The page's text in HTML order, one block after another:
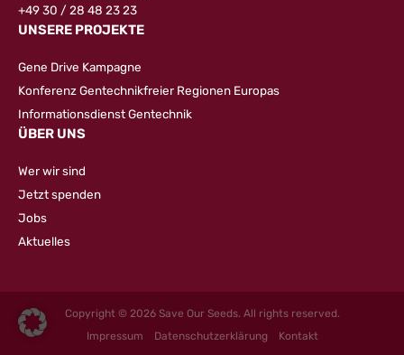
+49 30 / 28 48 23 23
UNSERE PROJEKTE
Gene Drive Kampagne
Konferenz Gentechnikfreier Regionen Europas
Informationsdienst Gentechnik
ÜBER UNS
Wer wir sind
Jetzt spenden
Jobs
Aktuelles
Copyright © 2026 Save Our Seeds. All rights reserved.
Impressum
Datenschutzerklärung Kontakt